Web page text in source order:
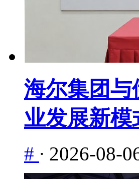
海尔集团
业发展新模
# · 2026-08-